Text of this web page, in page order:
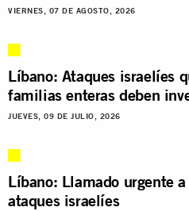
VIERNES, 07 DE AGOSTO, 2026
Líbano: Ataques israelíes
familias enteras deben
JUEVES, 09 DE JULIO, 2026
Líbano: Llamado urgente
ataques israelíes